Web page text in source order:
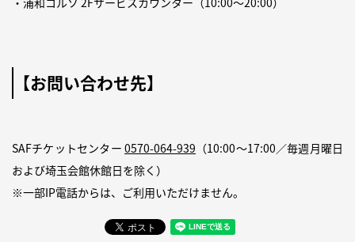
【お問い合わせ先】
SAFチケットセンター 0570-064-939 （10:00〜17:00／毎週月曜日
および埼玉会館休館日を除く）
※一部IP電話からは、ご利用いただけません。